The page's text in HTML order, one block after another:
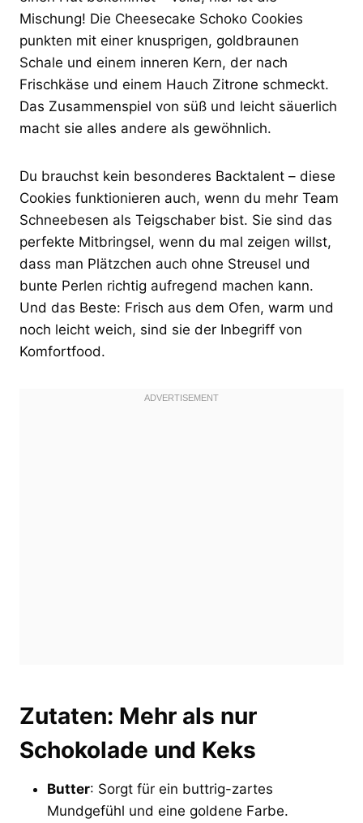
Mischung! Die Cheesecake Schoko Cookies
punkten mit einer knusprigen, goldbraunen
Schale und einem inneren Kern, der nach
Frischkäse und einem Hauch Zitrone schmeckt.
Das Zusammenspiel von süß und leicht säuerlich
macht sie alles andere als gewöhnlich.
Du brauchst kein besonderes Backtalent – diese
Cookies funktionieren auch, wenn du mehr Team
Schneebesen als Teigschaber bist. Sie sind das
perfekte Mitbringsel, wenn du mal zeigen willst,
dass man Plätzchen auch ohne Streusel und
bunte Perlen richtig aufregend machen kann.
Und das Beste: Frisch aus dem Ofen, warm und
noch leicht weich, sind sie der Inbegriff von
Komfortfood.
Zutaten: Mehr als nur
Schokolade und Keks
Butter: Sorgt für ein buttrig-zartes
Mundgefühl und eine goldene Farbe.